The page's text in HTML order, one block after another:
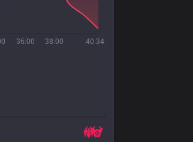
36:00 38:00 40:34